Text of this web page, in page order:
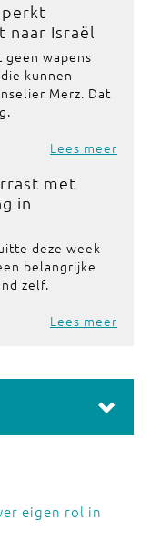
naar Israël
wapens
kunnen
Merz. Dat
Lees meer
met
in
deze week
belangrijke
zelf.
Lees meer
eigen rol in